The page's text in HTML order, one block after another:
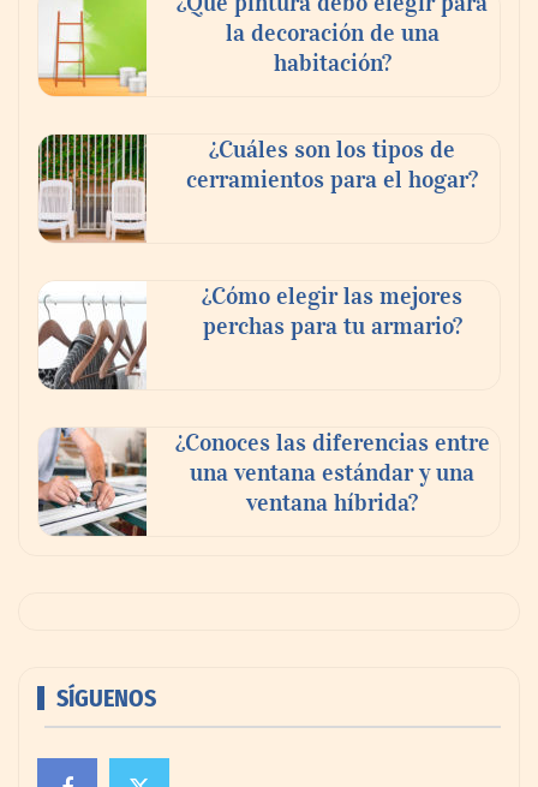
la decoración de una
habitación?
¿Cuáles son los tipos de
cerramientos para el hogar?
¿Cómo elegir las mejores
perchas para tu armario?
¿Conoces las diferencias entre
una ventana estándar y una
ventana híbrida?
SÍGUENOS